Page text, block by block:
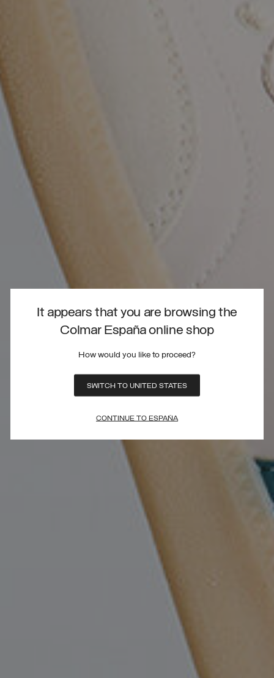
It appears that you are browsing the
Colmar España online shop
How would you like to proceed?
SWITCH TO UNITED STATES
CONTINUE TO ESPAÑA